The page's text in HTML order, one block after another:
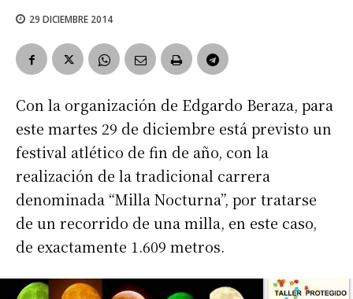
29 DICIEMBRE 2014
Con la organización de Edgardo Beraza, para
este martes 29 de diciembre está previsto un
festival atlético de fin de año, con la
realización de la tradicional carrera
denominada “Milla Nocturna”, por tratarse
de un recorrido de una milla, en este caso,
de exactamente 1.609 metros.